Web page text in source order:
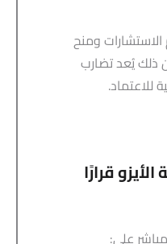
ومنح
ذلك يُعد تضارب
للاعتماد.
قرارًا
على: